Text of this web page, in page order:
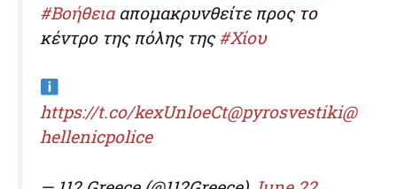
#Βοήθειααπομακρυνθείτε προς το
κέντρο της πόλης της #Χίου
https://t.co/kexUnloeCt@pyrosvestiki@
hellenicpolice